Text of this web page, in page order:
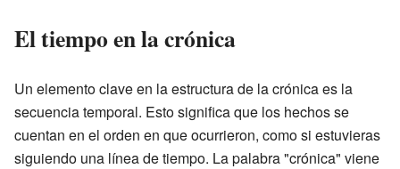
El tiempo en la crónica
Un elemento clave en la estructura de la crónica es la
secuencia temporal. Esto significa que los hechos se
cuentan en el orden en que ocurrieron, como si estuvieras
siguiendo una línea de tiempo. La palabra "crónica" viene